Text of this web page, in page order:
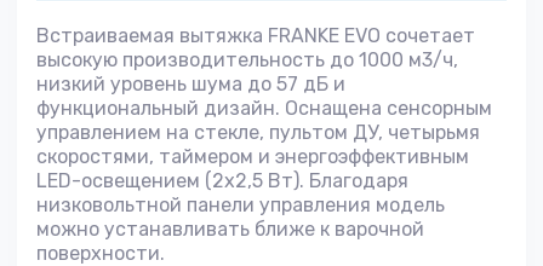
Встраиваемая вытяжка FRANKE EVO сочетает
высокую производительность до 1000 м3/ч,
низкий уровень шума до 57 дБ и
функциональный дизайн. Оснащена сенсорным
управлением на стекле, пультом ДУ, четырьмя
скоростями, таймером и энергоэффективным
LED-освещением (2х2,5 Вт). Благодаря
низковольтной панели управления модель
можно устанавливать ближе к варочной
поверхности.